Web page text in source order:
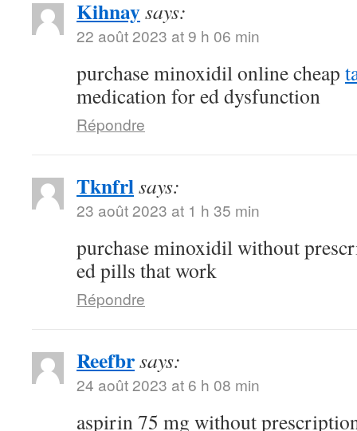
Kihnaysays:
22 août 2023 at 9 h 06 min
purchase minoxidil online cheap
medication for ed dysfunction
Répondre
Tknfrlsays:
23 août 2023 at 1 h 35 min
purchase minoxidil without
ed pills that work
Répondre
Reefbrsays:
24 août 2023 at 6 h 08 min
aspirin 75 mg without